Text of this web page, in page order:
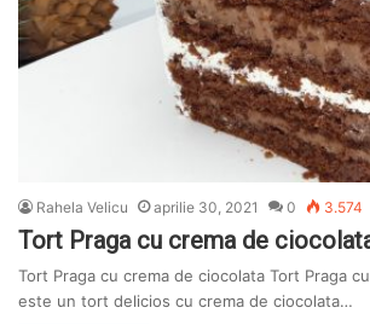
Rahela Velicu aprilie 30, 2021 0 3.574
Tort Praga cu crema de
Tort Praga cu crema de ciocolata Tort Praga
este un tort delicios cu crema de ciocolata…